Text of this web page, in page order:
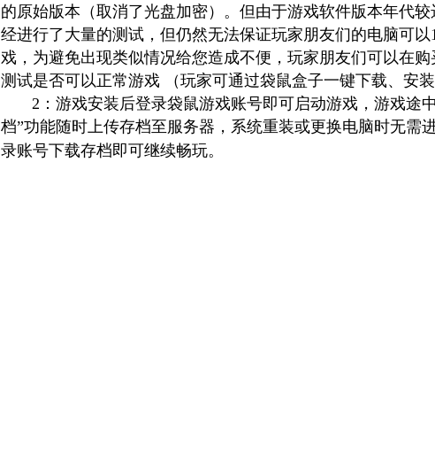
的原始版本（取消了光盘加密）。但由于游戏软件版本年代
经进行了大量的测试，但仍然无法保证玩家朋友们的电脑可以
戏，为避免出现类似情况给您造成不便，玩家朋友们可以在
测试是否可以正常游戏 （玩家可通过袋鼠盒子一键下载、安装
2：游戏安装后登录袋鼠游戏账号即可启动游戏，游戏途
档”功能随时上传存档至服务器，系统重装或更换电脑时无需
录账号下载存档即可继续畅玩。